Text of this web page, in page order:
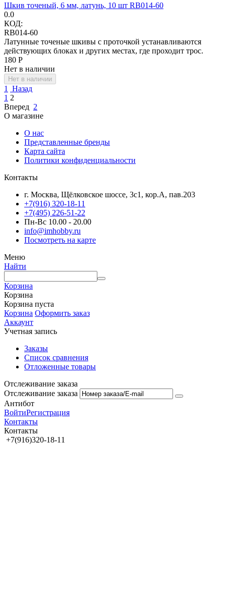
Шкив точеный, 6 мм, латунь, 10 шт RB014-60
0.0
КОД:
RB014-60
Латунные точеные шкивы с проточкой устанавливаются
действующих блоках и других местах, где проходит трос.
‍180‍ Р
Нет в наличии
Нет в наличии
1
Назад
1 2
Вперед 2
О магазине
О нас
Представленные бренды
Карта сайта
Политики конфиденциальности
Контакты
г. Москва, Щёлковское шоссе, 3с1, кор.А, пав.203
+7(916) 320-18-11
+7(495) 226-51-22
Пн-Вс 10.00 - 20.00
info@imhobby.ru
Посмотреть на карте
Меню
Найти
Корзина
Корзина
Корзина пуста
Корзина Оформить заказ
Аккаунт
Учетная запись
Заказы
Список сравнения
Отложенные товары
Отслеживание заказа
Отслеживание заказа
Антибот
ВойтиРегистрация
Контакты
Контакты
+7(916)320-18-11